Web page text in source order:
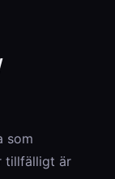
som
tillfälligt är